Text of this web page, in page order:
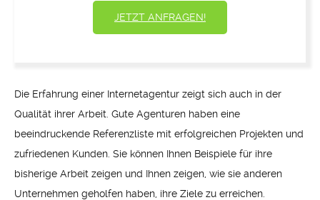
JETZT ANFRAGEN!
Die Erfahrung einer Internetagentur zeigt sich auch in der
Qualität ihrer Arbeit. Gute Agenturen haben eine
beeindruckende Referenzliste mit erfolgreichen Projekten und
zufriedenen Kunden. Sie können Ihnen Beispiele für ihre
bisherige Arbeit zeigen und Ihnen zeigen, wie sie anderen
Unternehmen geholfen haben, ihre Ziele zu erreichen.